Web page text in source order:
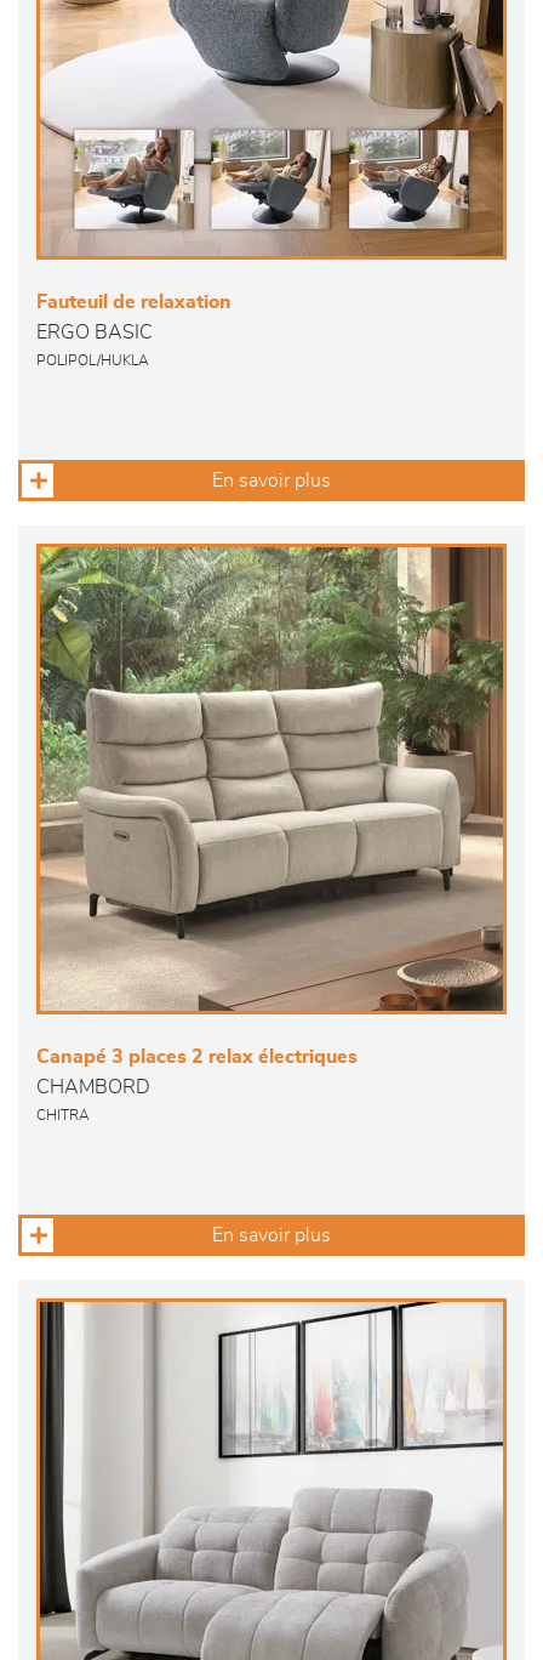
Fauteuil de relaxation
ERGO BASIC
POLIPOL/HUKLA
En savoir plus
Canapé 3 places 2 relax électriques
CHAMBORD
CHITRA
En savoir plus